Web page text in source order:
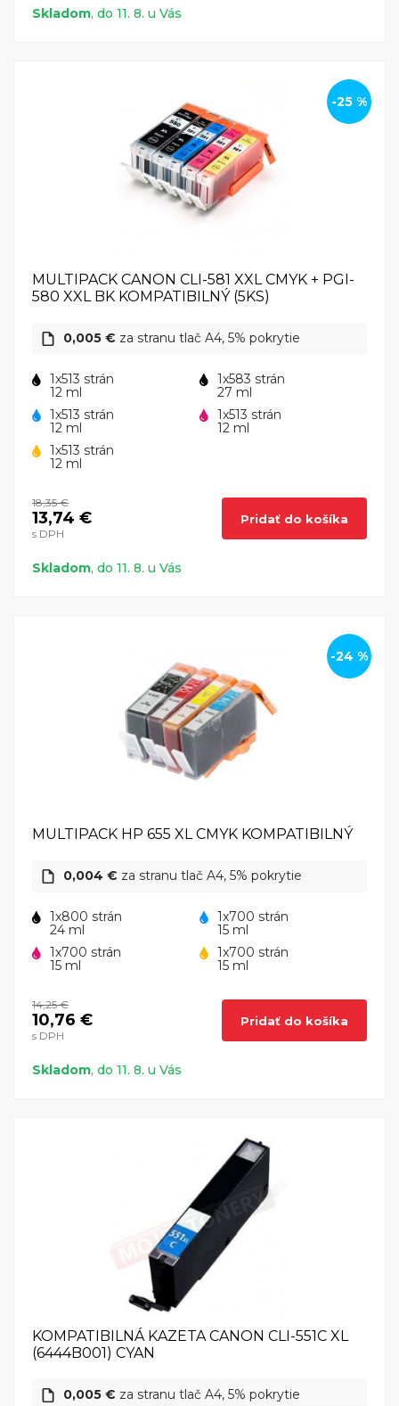
Skladom, do 11. 8. u Vás
-25 %
MULTIPACK CANON CLI-581 XXL CMYK + PGI-
580 XXL BK KOMPATIBILNÝ (5KS)
0,005 € za stranu tlač A4, 5% pokrytie
1x513 strán
12 ml
1x583 strán
27 ml
1x513 strán
12 ml
1x513 strán
12 ml
1x513 strán
12 ml
18,35 €
13,74 €
s DPH
Pridať do košíka
Skladom, do 11. 8. u Vás
-24 %
MULTIPACK HP 655 XL CMYK KOMPATIBILNÝ
0,004 € za stranu tlač A4, 5% pokrytie
1x800 strán
24 ml
1x700 strán
15 ml
1x700 strán
15 ml
1x700 strán
15 ml
14,25 €
10,76 €
s DPH
Pridať do košíka
Skladom, do 11. 8. u Vás
KOMPATIBILNÁ KAZETA CANON CLI-551C XL
(6444B001) CYAN
0,005 € za stranu tlač A4, 5% pokrytie